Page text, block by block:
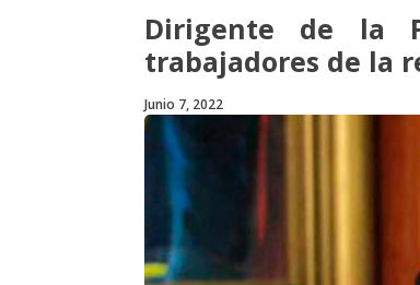
Dirigente de la
trabajadores de la
Junio 7, 2022